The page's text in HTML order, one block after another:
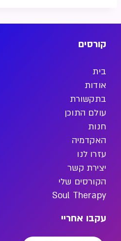
קורסים
בית
אודות
בתקשורת
עולם התוכן
חנות
האקדמיה
עזרו לנו
יצירת קשר
הקורסים שלי
Soul Therapy
עקבו אחריי